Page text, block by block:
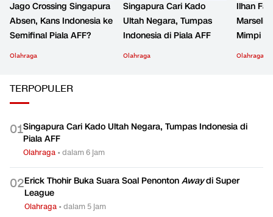
Jago Crossing Singapura
Absen, Kans Indonesia ke
Semifinal Piala AFF?
Olahraga
Singapura Cari Kado
Ultah Negara, Tumpas
Indonesia di Piala AFF
Olahraga
Ilhan
Mimpi
Olahraga
TERPOPULER
01Singapura Cari Kado Ultah Negara, Tumpas Indonesia di
Piala AFF
Olahraga •dalam 6 jam
02Erick Thohir Buka Suara Soal Penonton Awaydi Super
League
Olahraga •dalam 5 jam